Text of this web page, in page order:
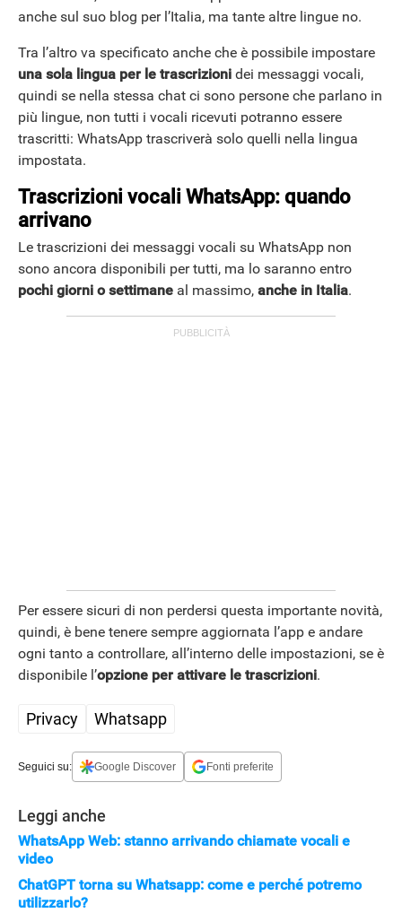
anche sul suo blog per l’Italia, ma tante altre lingue no.
Tra l’altro va specificato anche che è possibile impostare
una sola lingua per le trascrizioni dei messaggi vocali,
quindi se nella stessa chat ci sono persone che parlano in
più lingue, non tutti i vocali ricevuti potranno essere
trascritti: WhatsApp trascriverà solo quelli nella lingua
impostata.
Trascrizioni vocali WhatsApp: quando
arrivano
Le trascrizioni dei messaggi vocali su WhatsApp non
sono ancora disponibili per tutti, ma lo saranno entro
pochi giorni o settimane al massimo, anche in Italia.
Per essere sicuri di non perdersi questa importante novità,
quindi, è bene tenere sempre aggiornata l’app e andare
ogni tanto a controllare, all’interno delle impostazioni, se è
disponibile l’opzione per attivare le trascrizioni.
Privacy Whatsapp
Seguici su: Google Discover Fonti preferite
Leggi anche
WhatsApp Web: stanno arrivando chiamate vocali e
video
ChatGPT torna su Whatsapp: come e perché potremo
utilizzarlo?